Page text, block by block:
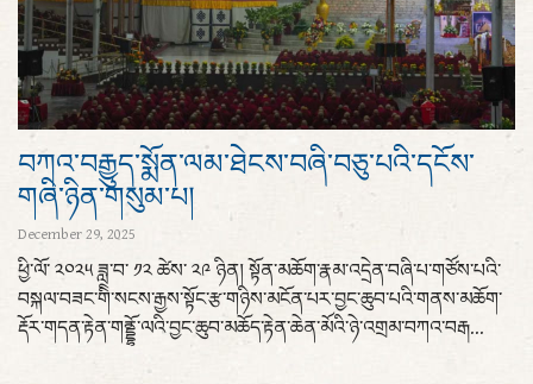
བཀའ་བརྒྱུད་སྨོན་ལམ་ཐེངས་བཞི་བཅུ་པའི་དངོས་
གཞི་ཉིན་གསུམ་པ།
December 29, 2025
ཕྱི་ལོ་ ༢༠༢༥ ཟླ་བ་ ༡༢ ཚེས་ ༢༩ ཉིན། སྟོན་མཆོག་རྣམ་འདྲེན་བཞི་པ་གཙོས་པའི་
བསྐལ་བཟང་གིི་སངས་རྒྱས་སྟོང་རྩ་གཉིས་མངོན་པར་བྱང་ཆུབ་པའི་གནས་མཆོག་
རྡོར་གདན་རྟེན་གནྡྷོ་ལའི་བྱང་ཆུབ་མཆོད་རྟེན་ཆེན་མོའི་ཉེ་འགྲམ་བཀའ་བརྒ...